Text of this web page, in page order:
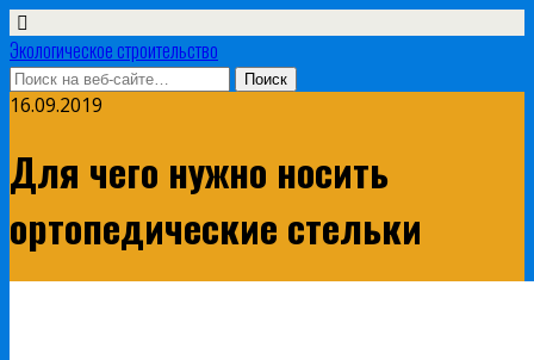
Экологическое строительство
16.09.2019
Для чего нужно носить
ортопедические стельки